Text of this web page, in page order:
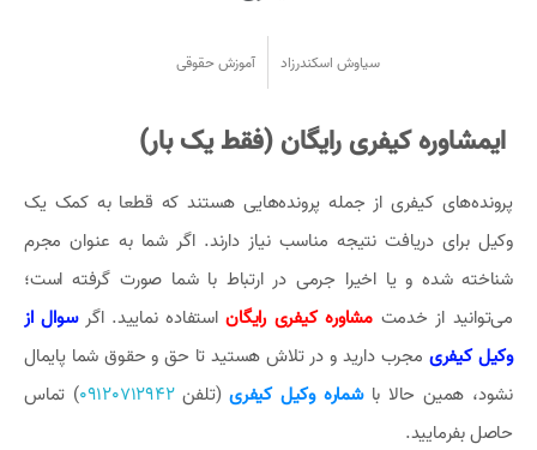
سیاوش اسکندرزاد آموزش حقوقی
ایمشاوره کیفری رایگان (فقط یک بار)
پرونده‌های کیفری از جمله پرونده‌هایی هستند که قطعا به کمک یک
وکیل برای دریافت نتیجه مناسب نیاز دارند. اگر شما به عنوان مجرم
شناخته شده و یا اخیرا جرمی در ارتباط با شما صورت گرفته است؛
می‌توانید از خدمت مشاوره کیفری رایگاناستفاده نمایید. اگرسوال از
وکیل کیفری مجرب دارید و در تلاش هستید تا حق و حقوق شما پایمال
نشود، همین حالا باشماره وکیل کیفری(تلفن09120712942) تماس
حاصل بفرمایید.